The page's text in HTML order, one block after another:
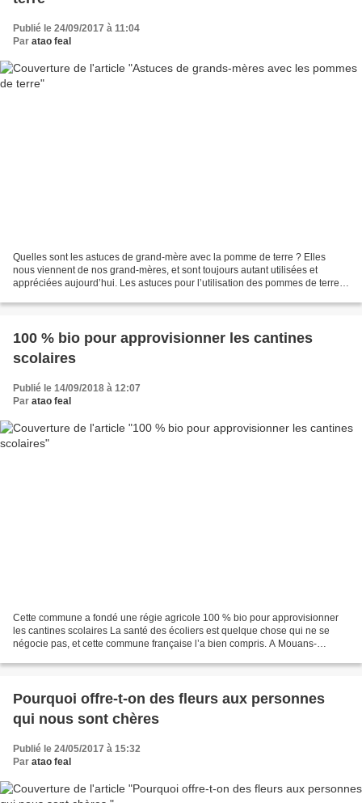
Publié le 24/09/2017 à 11:04
Par atao feal
Quelles sont les astuces de grand-mère avec la pomme de terre ? Elles
nous viennent de nos grand-mères, et sont toujours autant utilisées et
appréciées aujourd’hui. Les astuces pour l’utilisation des pommes de terre
100 % bio pour approvisionner les cantines
scolaires
Publié le 14/09/2018 à 12:07
Par atao feal
Cette commune a fondé une régie agricole 100 % bio pour approvisionner
les cantines scolaires La santé des écoliers est quelque chose qui ne se
négocie pas, et cette commune française l’a bien compris. A Mouans-
Pourquoi offre-t-on des fleurs aux personnes
qui nous sont chères
Publié le 24/05/2017 à 15:32
Par atao feal